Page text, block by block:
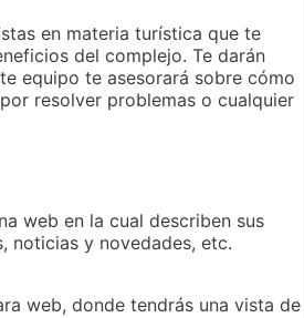
en materia turística que te
del complejo. Te darán
equipo te asesorará sobre cómo
resolver problemas o cualquier
web en la cual describen sus
noticias y novedades, etc.
web, donde tendrás una vista de